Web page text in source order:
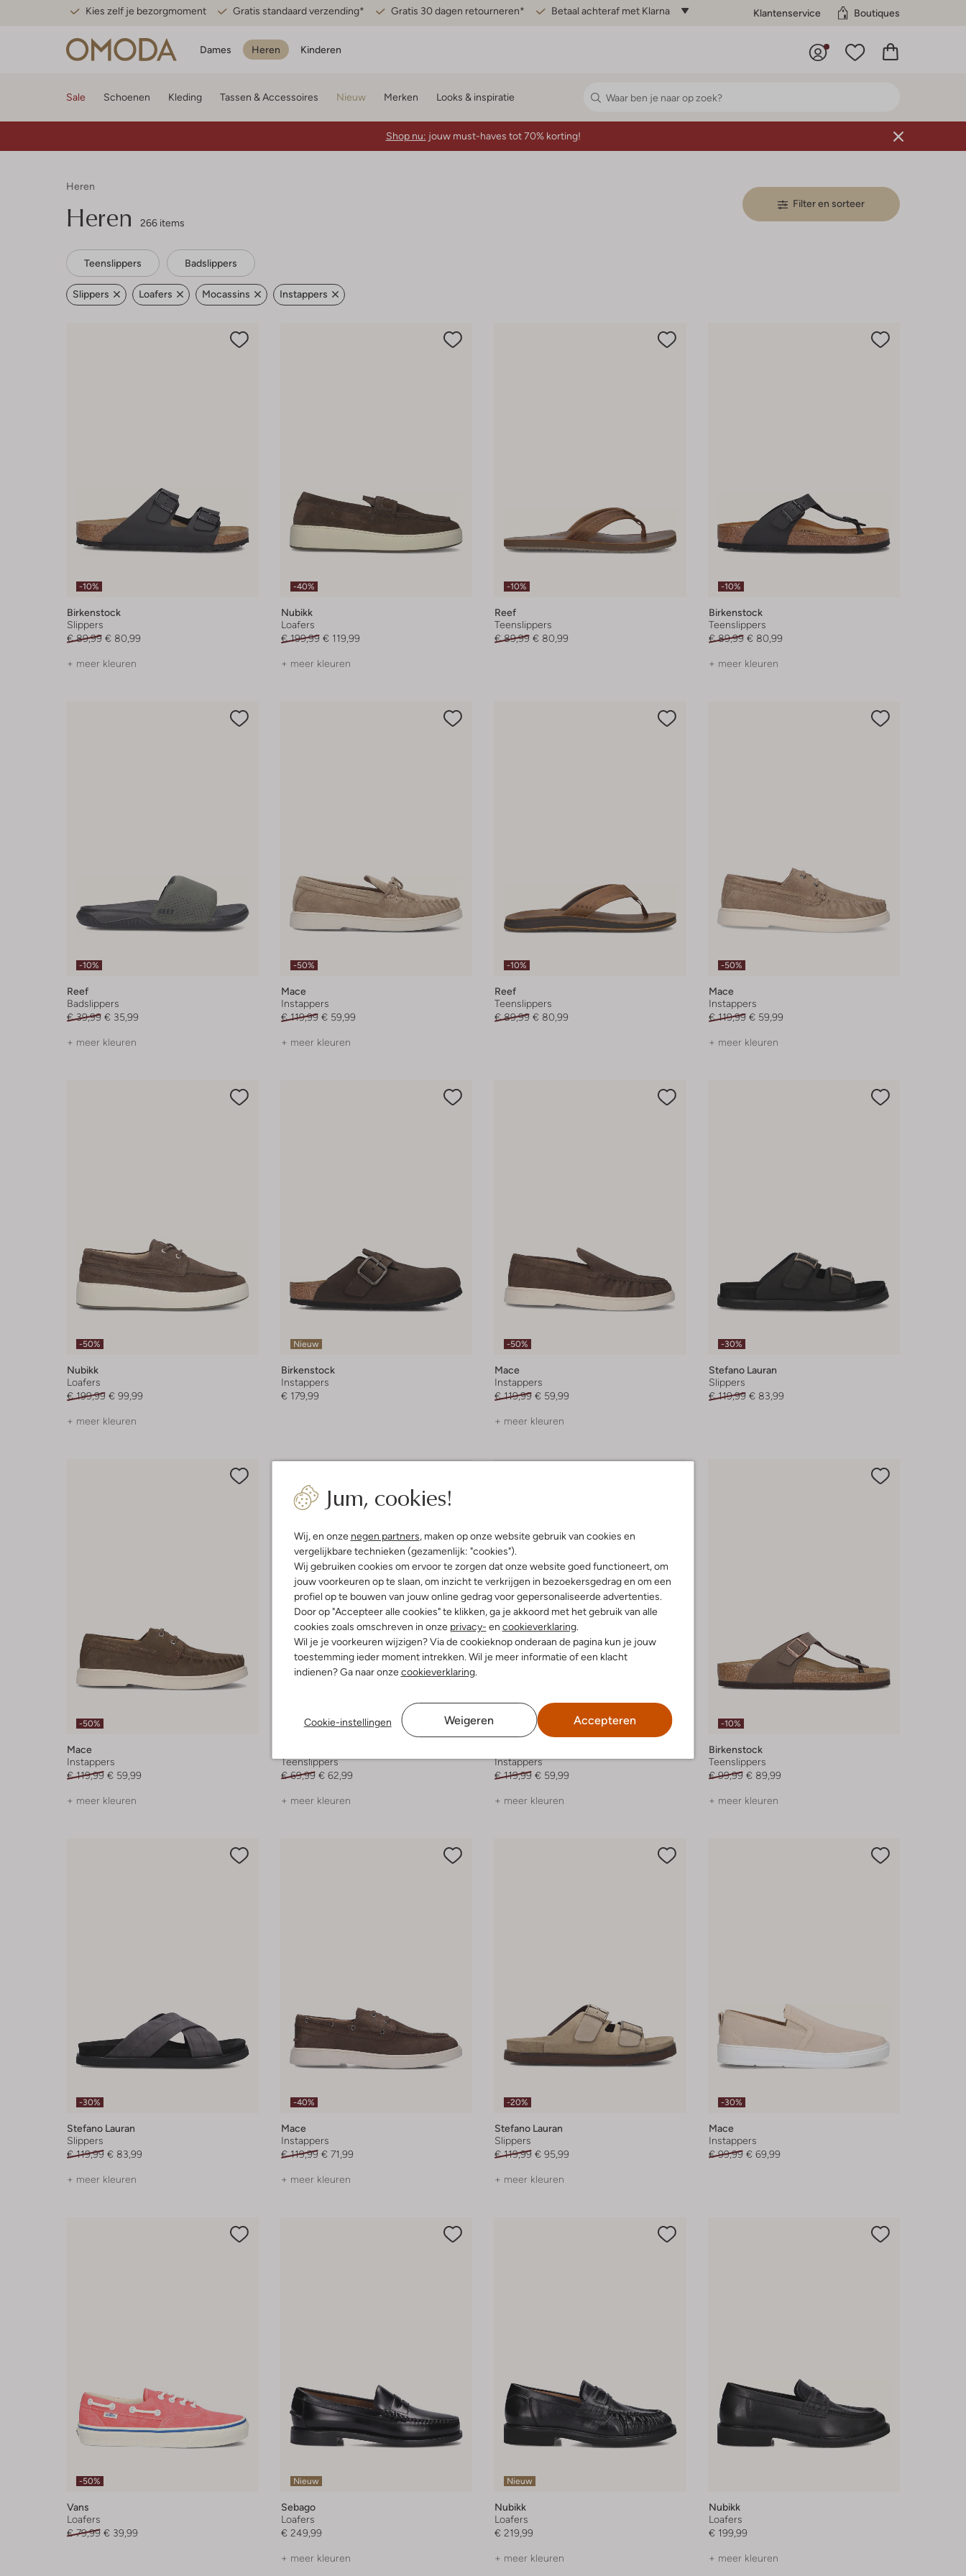
Kies zelf je bezorgmoment Gratis standaard verzending* Gratis 30 dagen retourneren* Betaal achteraf met Klarna Klantenservice Boutiques
Dames Heren Kinderen
Jum, cookies!
Wij, en onze negen partners, maken op onze website gebruik van cookies en
vergelijkbare technieken (gezamenlijk: "cookies").
Wij gebruiken cookies om ervoor te zorgen dat onze website goed functioneert, om
jouw voorkeuren op te slaan, om inzicht te verkrijgen in bezoekersgedrag en om een
profiel op te bouwen van jouw online gedrag voor gepersonaliseerde advertenties.
Door op "Accepteer alle cookies" te klikken, ga je akkoord met het gebruik van alle
cookies zoals omschreven in onze privacy- en cookieverklaring.
Wil je je voorkeuren wijzigen? Via de cookieknop onderaan de pagina kun je jouw
toestemming ieder moment intrekken. Wil je meer informatie of een klacht
indienen? Ga naar onzecookieverklaring.
Cookie-instellingen Weigeren Accepteren
Sale Schoenen Kleding Tassen & Accessoires Nieuw Merken Looks & inspiratie
Shop nu: jouw must-haves tot 70% korting!
Heren
Heren 266 items
Filter en sorteer
Teenslippers Badslippers
Slippers Loafers Mocassins Instappers
-10%
Birkenstock
Slippers
€ 89,99 € 80,99
+ meer kleuren
-40%
Nubikk
Loafers
€ 199,99 € 119,99
+ meer kleuren
-10%
Reef
Teenslippers
€ 89,99 € 80,99
-10%
Birkenstock
Teenslippers
€ 89,99 € 80,99
+ meer kleuren
-10%
Reef
Badslippers
€ 39,99 € 35,99
+ meer kleuren
-50%
Mace
Instappers
€ 119,99 € 59,99
+ meer kleuren
-10%
Reef
Teenslippers
€ 89,99 € 80,99
-50%
Mace
Instappers
€ 119,99 € 59,99
+ meer kleuren
-50%
Nubikk
Loafers
€ 199,99 € 99,99
+ meer kleuren
Nieuw
Birkenstock
Instappers
€ 179,99
-50%
Mace
Instappers
€ 119,99 € 59,99
+ meer kleuren
-30%
Stefano Lauran
Slippers
€ 119,99 € 83,99
-50%
Mace
Instappers
€ 119,99 € 59,99
+ meer kleuren
-10%
Teenslippers
€ 69,99 € 62,99
+ meer kleuren
Instappers
€ 119,99 € 59,99
+ meer kleuren
-10%
Birkenstock
Teenslippers
€ 99,99 € 89,99
+ meer kleuren
-30%
Stefano Lauran
Slippers
€ 119,99 € 83,99
+ meer kleuren
-40%
Mace
Instappers
€ 119,99 € 71,99
+ meer kleuren
-20%
Stefano Lauran
Slippers
€ 119,99 € 95,99
+ meer kleuren
-30%
Mace
Instappers
€ 99,99 € 69,99
-50%
Vans
Loafers
€ 79,99 € 39,99
Nieuw
Sebago
Loafers
€ 249,99
+ meer kleuren
Nieuw
Nubikk
Loafers
€ 219,99
+ meer kleuren
Nubikk
Loafers
€ 199,99
+ meer kleuren